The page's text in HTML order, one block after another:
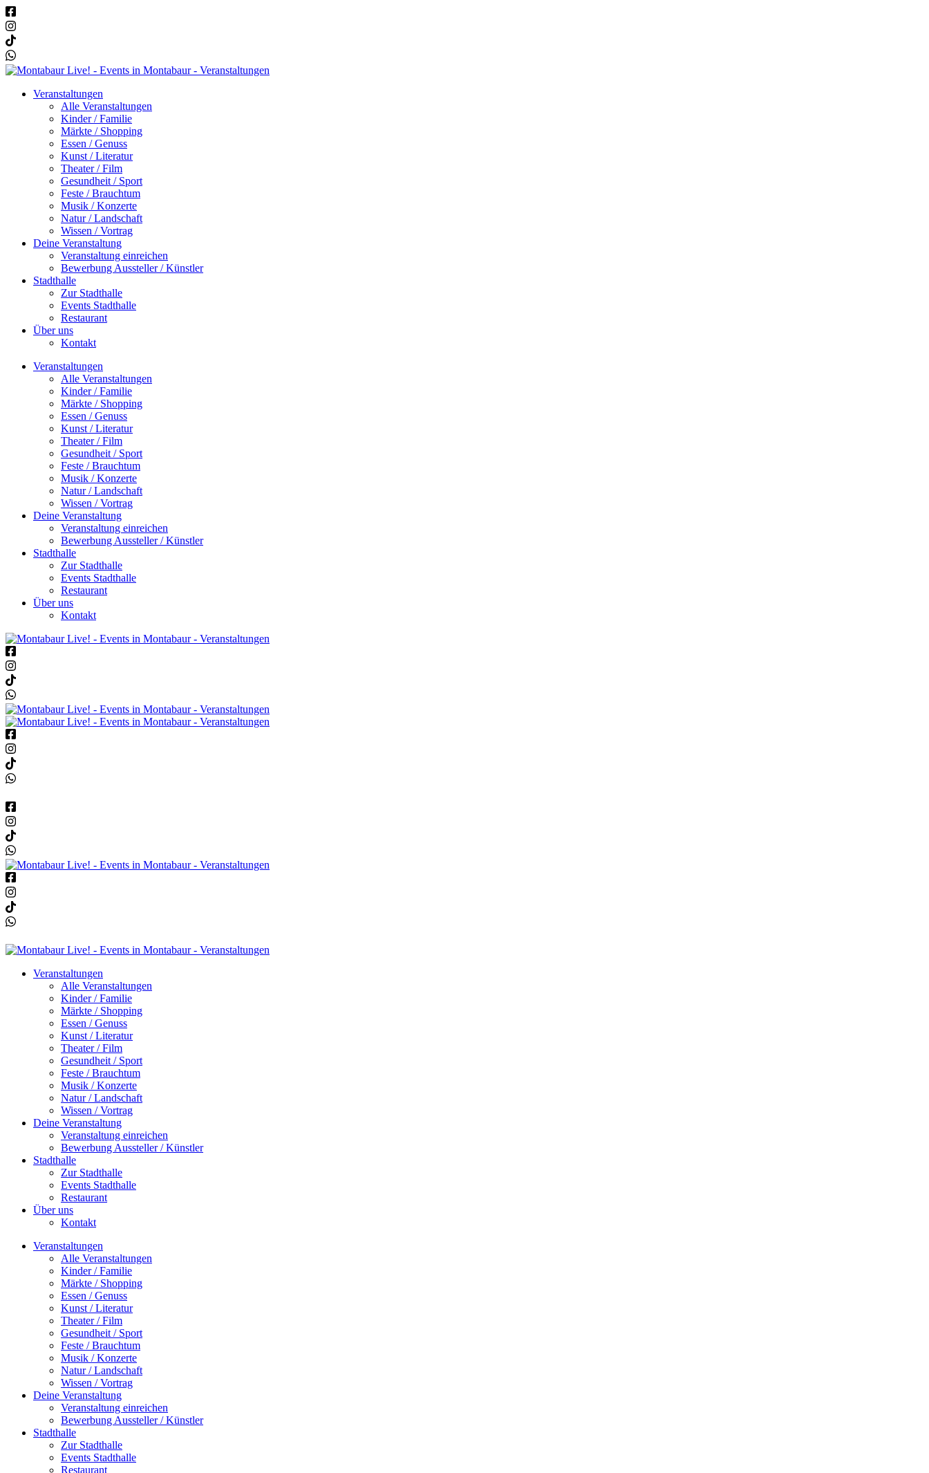
Veranstaltungen
Alle Veranstaltungen
Kinder / Familie
Märkte / Shopping
Essen / Genuss
Kunst / Literatur
Theater / Film
Gesundheit / Sport
Feste / Brauchtum
Musik / Konzerte
Natur / Landschaft
Wissen / Vortrag
Deine Veranstaltung
Veranstaltung einreichen
Bewerbung Aussteller / Künstler
Stadthalle
Zur Stadthalle
Events Stadthalle
Restaurant
Über uns
Kontakt
Veranstaltungen
Alle Veranstaltungen
Kinder / Familie
Märkte / Shopping
Essen / Genuss
Kunst / Literatur
Theater / Film
Gesundheit / Sport
Feste / Brauchtum
Musik / Konzerte
Natur / Landschaft
Wissen / Vortrag
Deine Veranstaltung
Veranstaltung einreichen
Bewerbung Aussteller / Künstler
Stadthalle
Zur Stadthalle
Events Stadthalle
Restaurant
Über uns
Kontakt
Veranstaltungen
Alle Veranstaltungen
Kinder / Familie
Märkte / Shopping
Essen / Genuss
Kunst / Literatur
Theater / Film
Gesundheit / Sport
Feste / Brauchtum
Musik / Konzerte
Natur / Landschaft
Wissen / Vortrag
Deine Veranstaltung
Veranstaltung einreichen
Bewerbung Aussteller / Künstler
Stadthalle
Zur Stadthalle
Events Stadthalle
Restaurant
Über uns
Kontakt
Veranstaltungen
Alle Veranstaltungen
Kinder / Familie
Märkte / Shopping
Essen / Genuss
Kunst / Literatur
Theater / Film
Gesundheit / Sport
Feste / Brauchtum
Musik / Konzerte
Natur / Landschaft
Wissen / Vortrag
Deine Veranstaltung
Veranstaltung einreichen
Bewerbung Aussteller / Künstler
Stadthalle
Zur Stadthalle
Events Stadthalle
Restaurant